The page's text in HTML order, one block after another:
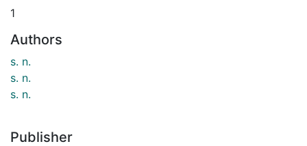
1
Authors
s. n.
s. n.
s. n.
Publisher